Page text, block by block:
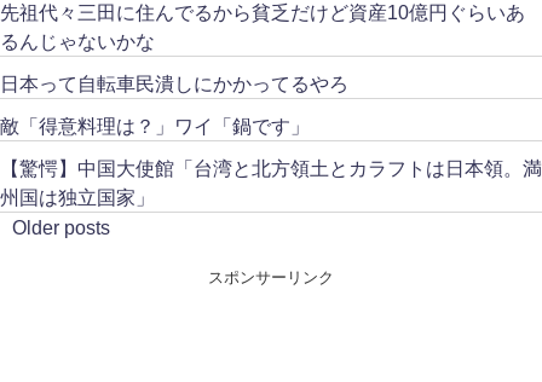
先祖代々三田に住んでるから貧乏だけど資産10億円ぐらいあ
るんじゃないかな
日本って自転車民潰しにかかってるやろ
敵「得意料理は？」ワイ「鍋です」
【驚愕】中国大使館「台湾と北方領土とカラフトは日本領。満
州国は独立国家」
Older posts
スポンサーリンク